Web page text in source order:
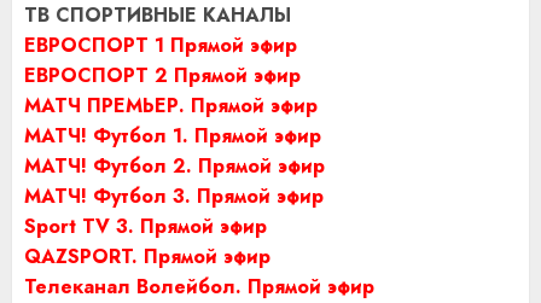
ТВ СПОРТИВНЫЕ КАНАЛЫ
ЕВРОСПОРТ 1 Прямой эфир
ЕВРОСПОРТ 2 Прямой эфир
МАТЧ ПРЕМЬЕР. Прямой эфир
МАТЧ! Футбол 1. Прямой эфир
МАТЧ! Футбол 2. Прямой эфир
МАТЧ! Футбол 3. Прямой эфир
Sport TV 3. Прямой эфир
QAZSPORT. Прямой эфир
Телеканал Волейбол. Прямой эфир